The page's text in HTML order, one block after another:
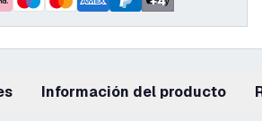
información del producto